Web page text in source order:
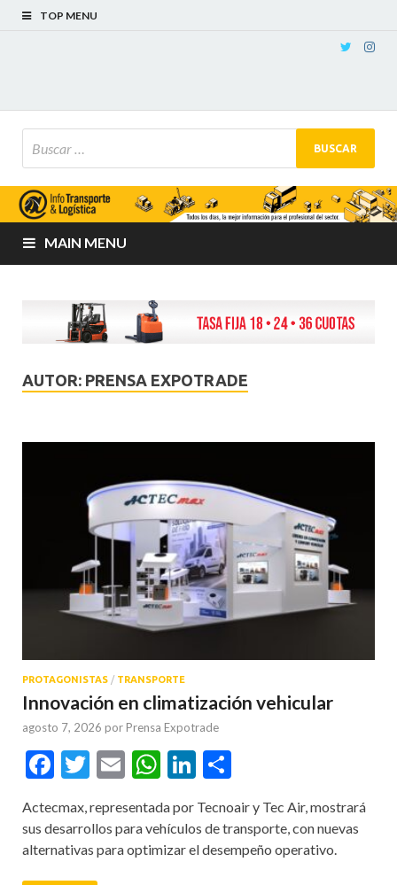
TOP MENU
MAIN MENU
AUTOR: PRENSA EXPOTRADE
PROTAGONISTAS / TRANSPORTE
Innovación en climatización vehicular
agosto 7, 2026 por Prensa Expotrade
Facebook
Twitter
EmailWhatsApp
LinkedIn
Actecmax, representada por Tecnoair y Tec Air, mostrará
sus desarrollos para vehículos de transporte, con nuevas
alternativas para optimizar el desempeño operativo.